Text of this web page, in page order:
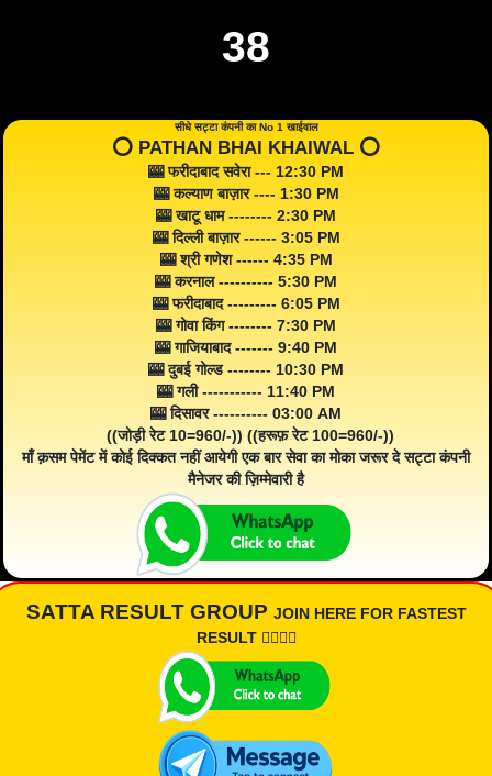
38
सीधे सट्टा कंपनी का No 1 खाईवाल
⭕️ PATHAN BHAI KHAIWAL ⭕️
🎰 फरीदाबाद सवेरा --- 12:30 PM
🎰 कल्याण बाज़ार ---- 1:30 PM
🎰 खाटू धाम -------- 2:30 PM
🎰 दिल्ली बाज़ार ------ 3:05 PM
🎰 श्री गणेश ------ 4:35 PM
🎰 करनाल ---------- 5:30 PM
🎰 फरीदाबाद --------- 6:05 PM
🎰 गोवा किंग -------- 7:30 PM
🎰 गाजियाबाद ------- 9:40 PM
🎰 दुबई गोल्ड -------- 10:30 PM
🎰 गली ----------- 11:40 PM
🎰 दिसावर ---------- 03:00 AM
((जोड़ी रेट 10=960/-)) ((हरूफ़ रेट 100=960/-))
माँ क़सम पेमेंट में कोई दिक्कत नहीं आयेगी एक बार सेवा का मोका जरूर दे सट्टा कंपनी
मैनेजर की ज़िम्मेवारी है
SATTA RESULT GROUP JOIN HERE FOR FASTEST
RESULT 👇🏾👇🏾